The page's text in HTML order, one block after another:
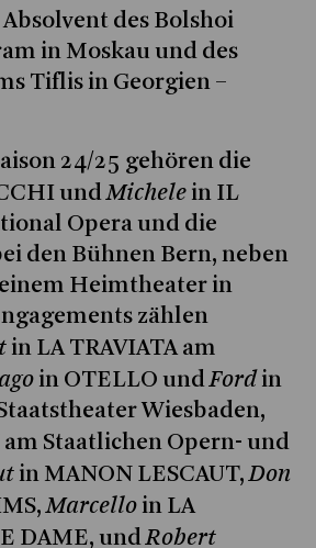
des Bolshoi
in Moskau und des
Tiflis in Georgien –
24/25 gehören die
undMichele in IL
Opera und die
den Bühnen Bern, neben
Heimtheater in
zählen
in LA TRAVIATA am
in OTELLO undFordin
Wiesbaden,
am Staatlichen Opern- und
in MANON LESCAUT,Don
Marcello in LA
DAME, undRobert